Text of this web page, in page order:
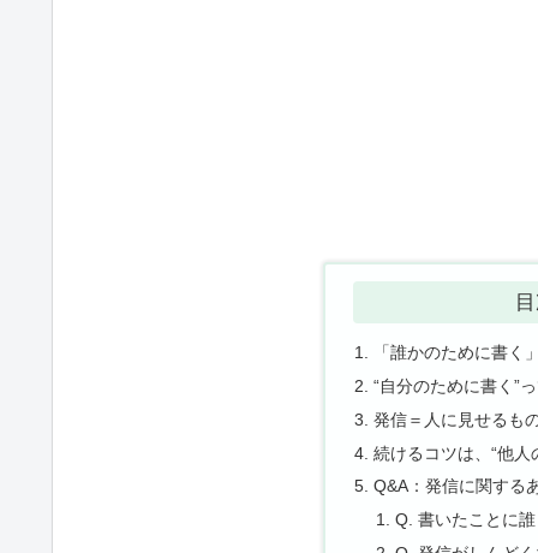
「誰かのために書く
“自分のために書く”
発信＝人に見せるも
続けるコツは、“他
Q&A：発信に関する
Q. 書いたことに